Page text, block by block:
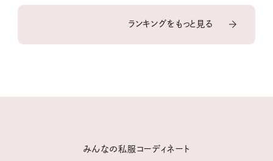
ランキングをもっと見る
みんなの私服コーディネート